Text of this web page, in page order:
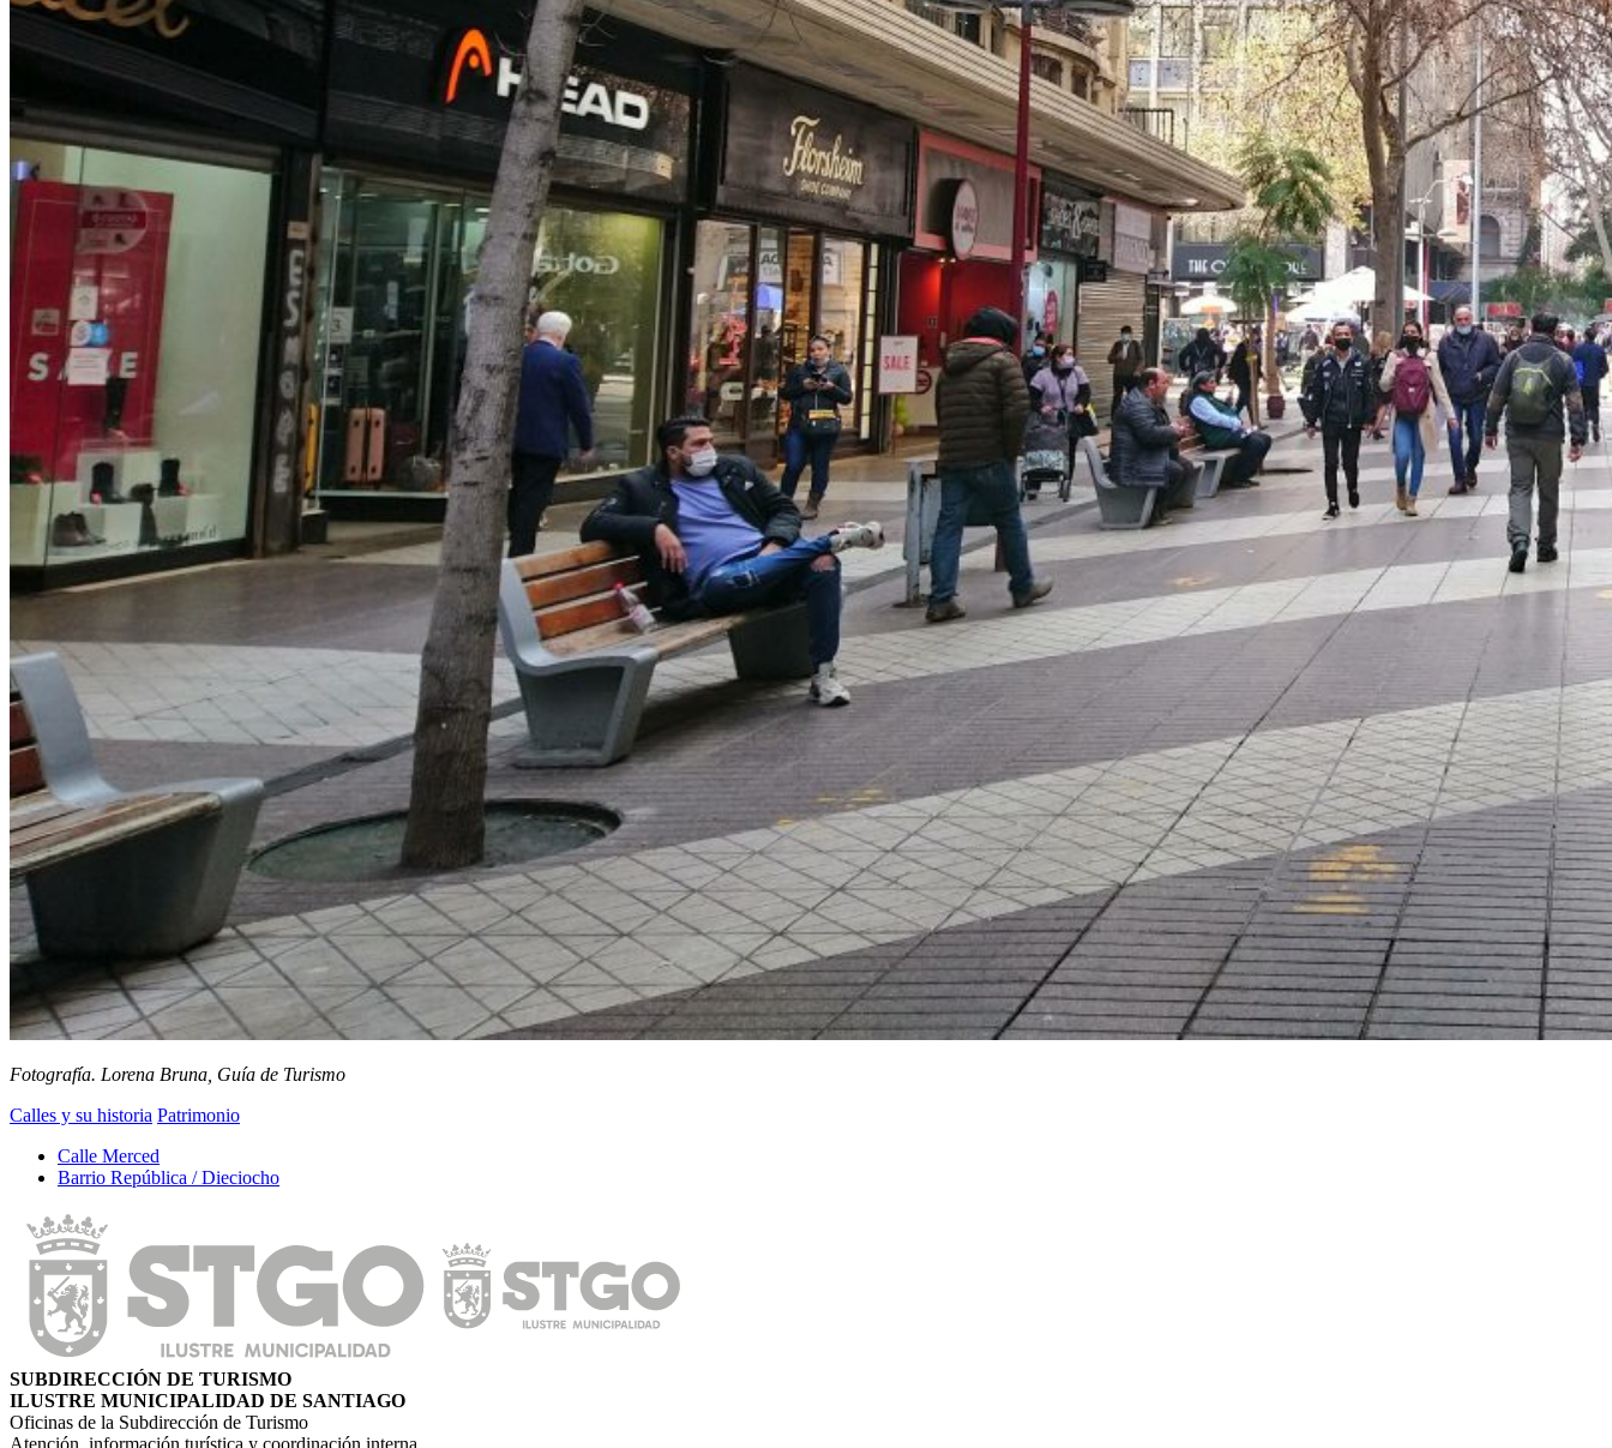
Fotografía. Lorena Bruna, Guía de Turismo
Calles y su historia Patrimonio
Calle Merced
Barrio República / Dieciocho
SUBDIRECCIÓN DE TURISMO
ILUSTRE MUNICIPALIDAD DE SANTIAGO
Oficinas de la Subdirección de Turismo